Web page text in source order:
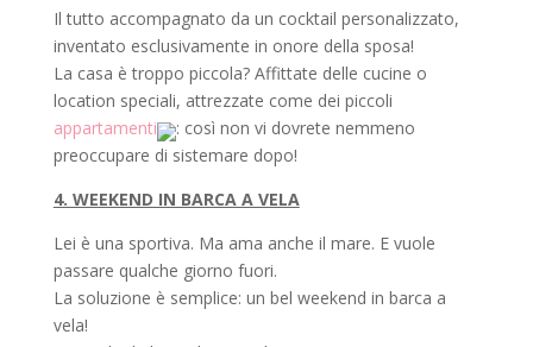
Il tutto accompagnato da un cocktail personalizzato,
inventato esclusivamente in onore della sposa!
La casa è troppo piccola? Affittate delle cucine o
location speciali, attrezzate come dei piccoli
appartamenti
: così non vi dovrete nemmeno
preoccupare di sistemare dopo!
4. WEEKEND IN BARCA A VELA
Lei è una sportiva. Ma ama anche il mare. E vuole
passare qualche giorno fuori.
La soluzione è semplice: un bel weekend in barca a
vela!